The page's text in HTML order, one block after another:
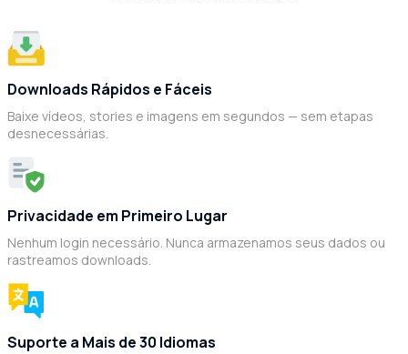
Downloads Rápidos e Fáceis
Baixe vídeos, stories e imagens em segundos — sem etapas
desnecessárias.
Privacidade em Primeiro Lugar
Nenhum login necessário. Nunca armazenamos seus dados ou
rastreamos downloads.
Suporte a Mais de 30 Idiomas